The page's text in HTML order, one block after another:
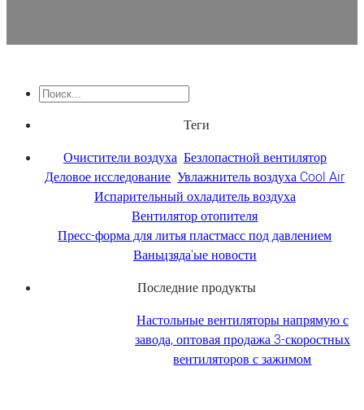
Теги
Очистители воздуха Безлопастной вентилятор
Деловое исследование Увлажнитель воздуха Cool Air
Испарительный охладитель воздуха
Вентилятор отопителя
Пресс-форма для литья пластмасс под давлением
Ваньцзяда'ые новости
Последние продукты
Настольные вентиляторы напрямую с
завода, оптовая продажа 3-скоростных
вентиляторов с зажимом